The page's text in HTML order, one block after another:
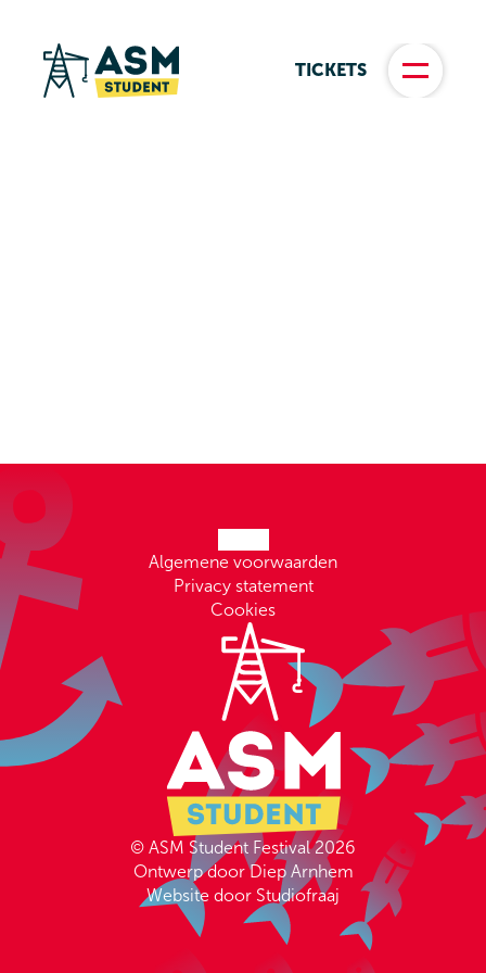
TICKETS
© ASM Student Festival 2026
Ontwerp door Diep Arnhem
Website door Studiofraaj
Algemene voorwaarden
Privacy statement
Cookies